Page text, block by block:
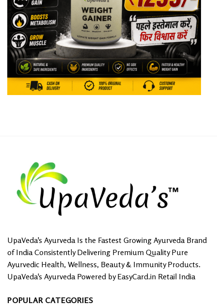
UpaVeda's Ayurveda Is the Fastest Growing Ayurveda Brand
of India Consistently Delivering Premium Quality Pure
Ayurvedic Health, Wellness, Beauty & Immunity Products.
UpaVeda's Ayurveda Powered by EasyCard.in Retail India
POPULAR CATEGORIES